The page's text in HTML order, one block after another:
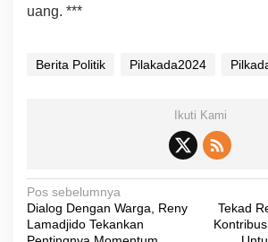
uang. ***
Berita Politik Pilakada2024
Ikuti Kami
N
a
Pos sebelumnya
Dialog Dengan Warga, Reny
Lamadjido Tekankan
Tekad